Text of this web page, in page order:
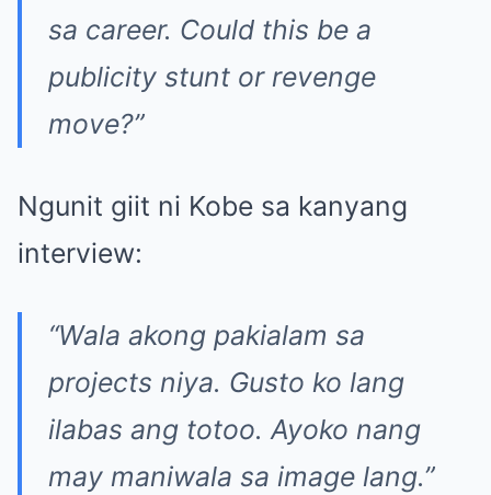
sa career. Could this be a
publicity stunt or revenge
move?”
Ngunit giit ni Kobe sa kanyang
interview:
“Wala akong pakialam sa
projects niya. Gusto ko lang
ilabas ang totoo. Ayoko nang
may maniwala sa image lang.”